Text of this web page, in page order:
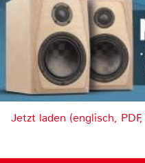
Jetzt laden (englisch,